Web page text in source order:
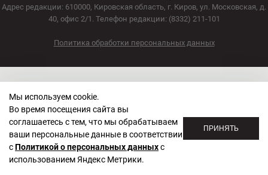
Адрес редакции: 610000, Кировская область, г. Киров, ул. Московская, д.
40, офис 2/1. Телефон редакции: (8332) 211-101
Политика обработки персональных данных
Мы используем cookie.
Во время посещения сайта вы
соглашаетесь с тем, что мы обрабатываем
ваши персональные данные в соответствии
сПолитикой о персональных данныхс
использованием Яндекс Метрики.
ПРИНЯТЬ